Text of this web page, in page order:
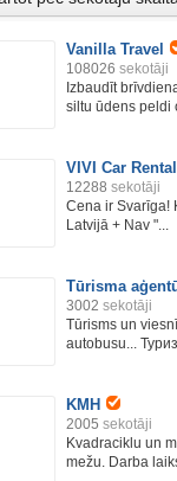
Vanilla Travel
108026 sekotāji
Izbaudīt
siltu ūdens peldi
VIVI Car Rental
12288 sekotāji
Cena ir Svarīga!
Latvijā + Nav "...
Tūrisma
3002 sekotāji
Tūrisms un
autobusu...
KMH
2005 sekotāji
Kvadraciklu un
mežu. Darba